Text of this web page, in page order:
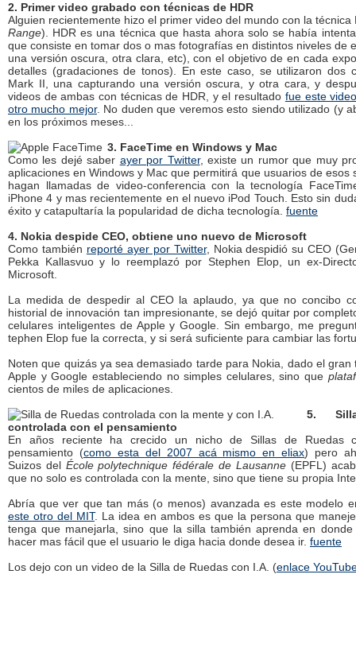
2. Primer video grabado con técnicas de HDR
Alguien recientemente hizo el primer video del mundo con la técnica
Range). HDR es una técnica que hasta ahora solo se había
que consiste en tomar dos o mas fotografías en distintos niveles de
una versión oscura, otra clara, etc), con el objetivo de en cada
detalles (gradaciones de tonos). En este caso, se utilizaron dos
Mark II, una capturando una versión oscura, y otra cara, y
videos de ambas con técnicas de HDR, y el resultado fue este
otro mucho mejor. No duden que veremos esto siendo utilizado (y
en los próximos meses...
3. FaceTime en Windows y Mac
Como les dejé saber ayer por Twitter, existe un rumor que muy
aplicaciones en Windows y Mac que permitirá que usuarios de esos
hagan llamadas de video-conferencia con la tecnología
iPhone 4 y mas recientemente en el nuevo iPod Touch. Esto sin
éxito y catapultaría la popularidad de dicha tecnología. fuente
4. Nokia despide CEO, obtiene uno nuevo de Microsoft
Como también reporté ayer por Twitter, Nokia despidió su CEO
Pekka Kallasvuo y lo reemplazó por Stephen Elop, un ex-
Microsoft.
La medida de despedir al CEO la aplaudo, ya que no concibo
historial de innovación tan impresionante, se dejó quitar por
celulares inteligentes de Apple y Google. Sin embargo, me
tephen Elop fue la correcta, y si será suficiente para cambiar las
Noten que quizás ya sea demasiado tarde para Nokia, dado el
Apple y Google estableciendo no simples celulares, sino que
cientos de miles de aplicaciones.
5.
controlada con el pensamiento
En años reciente ha crecido un nicho de Sillas de Ruedas
pensamiento (como esta del 2007 acá mismo en eliax) pero
Suizos del École polytechnique fédérale de Lausanne(EPFL)
que no solo es controlada con la mente, sino que tiene su propia
Abría que ver que tan más (o menos) avanzada es este modelo
este otro del MIT. La idea en ambos es que la persona que
tenga que manejarla, sino que la silla también aprenda en
hacer mas fácil que el usuario le diga hacia donde desea ir. fuente
Los dejo con un video de la Silla de Ruedas con I.A. (enlace